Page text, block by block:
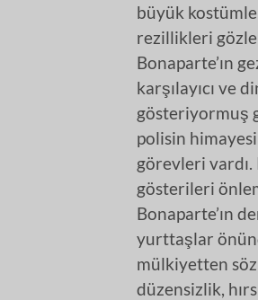
büyük
rezillikleri
Bonaparte’ın
karşılayıcı ve
gösteriyormuş
polisin
görevleri
gösterileri
Bonaparte’ın
yurttaşlar
mülkiyetten
düzensizlik,